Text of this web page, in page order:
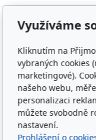
Využíváme
Kliknutím na
vybraných cookies
marketingové).
našeho webu,
personalizaci
můžete svobodně
nastavení.
Prohlášení o